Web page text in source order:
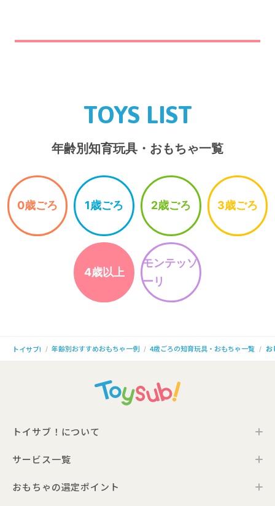
TOYS LIST
年齢別知育玩具・おもちゃ一覧
0歳ごろ 1歳ごろ 2歳ごろ 3歳ごろ
4歳以上
モンテッソ
ーリ
トイサブ! 年齢別おすすめおもちゃ一例 4歳ごろの知育玩具・おもちゃ一覧 お
トイサブ！について
トイサブ！の特徴
サービス一覧
トイサブ！ファーストセレクション
おもちゃの選定ポイント